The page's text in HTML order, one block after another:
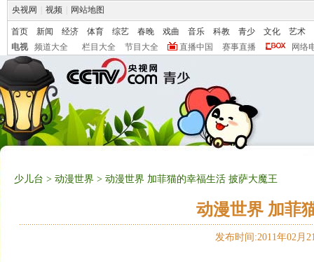
央视网 视频 网站地图
首页 新闻 经济 体育 综艺 春晚 戏曲 音乐 科教 青少 文化
艺术
电视
频道大全 栏目大全 节目大全 直播中国 赛事直播 网络
少儿台 > 动漫世界 > 动漫世界 加菲猫的幸福生活 披萨大魔王
动漫世界 加菲
发布时间:2011年02月